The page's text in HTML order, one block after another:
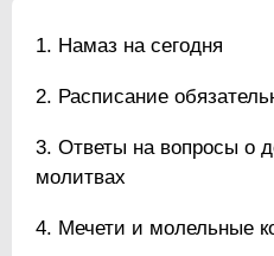
Намаз на сегодня
Расписание
Ответы на вопросы о
молитвах
Мечети и молельные